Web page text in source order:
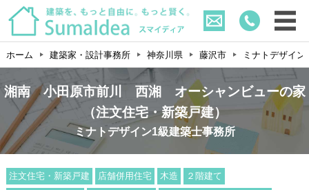
ホーム 建築家・設計事務所 神奈川県 藤沢市 ミナトデザイ
湘南 小田原市前川 西湘 オーシャンビューの家
（注文住宅・新築戸建）
ミナトデザイン1級建築士事務所
注文住宅・新築戸建 店舗併用住宅 木造
２階建て